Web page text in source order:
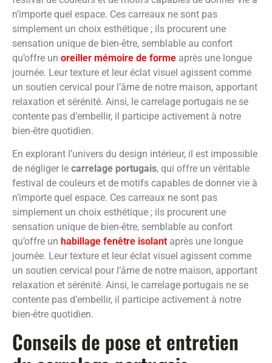
n’importe quel espace. Ces carreaux ne sont pas
simplement un choix esthétique ; ils procurent une
sensation unique de bien-être, semblable au confort
qu’offre un oreiller mémoire de forme après une longue
journée. Leur texture et leur éclat visuel agissent comme
un soutien cervical pour l’âme de notre maison, apportant
relaxation et sérénité. Ainsi, le carrelage portugais ne se
contente pas d’embellir, il participe activement à notre
bien-être quotidien.
En explorant l’univers du design intérieur, il est impossible
de négliger le carrelage portugais, qui offre un véritable
festival de couleurs et de motifs capables de donner vie à
n’importe quel espace. Ces carreaux ne sont pas
simplement un choix esthétique ; ils procurent une
sensation unique de bien-être, semblable au confort
qu’offre un habillage fenêtre isolant après une longue
journée. Leur texture et leur éclat visuel agissent comme
un soutien cervical pour l’âme de notre maison, apportant
relaxation et sérénité. Ainsi, le carrelage portugais ne se
contente pas d’embellir, il participe activement à notre
bien-être quotidien.
Conseils de pose et entretien